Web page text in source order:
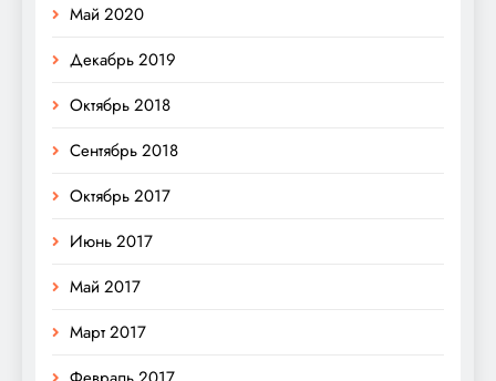
Май 2020
Декабрь 2019
Октябрь 2018
Сентябрь 2018
Октябрь 2017
Июнь 2017
Май 2017
Март 2017